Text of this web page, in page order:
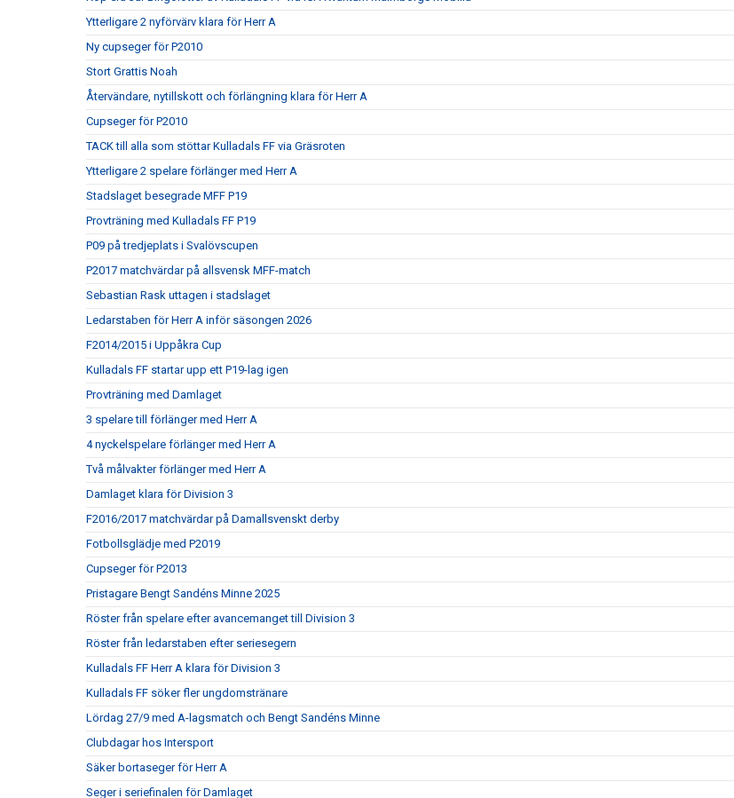
Ytterligare 2 nyförvärv klara för Herr A
Ny cupseger för P2010
Stort Grattis Noah
Återvändare, nytillskott och förlängning klara för Herr A
Cupseger för P2010
TACK till alla som stöttar Kulladals FF via Gräsroten
Ytterligare 2 spelare förlänger med Herr A
Stadslaget besegrade MFF P19
Provträning med Kulladals FF P19
P09 på tredjeplats i Svalövscupen
P2017 matchvärdar på allsvensk MFF-match
Sebastian Rask uttagen i stadslaget
Ledarstaben för Herr A inför säsongen 2026
F2014/2015 i Uppåkra Cup
Kulladals FF startar upp ett P19-lag igen
Provträning med Damlaget
3 spelare till förlänger med Herr A
4 nyckelspelare förlänger med Herr A
Två målvakter förlänger med Herr A
Damlaget klara för Division 3
F2016/2017 matchvärdar på Damallsvenskt derby
Fotbollsglädje med P2019
Cupseger för P2013
Pristagare Bengt Sandéns Minne 2025
Röster från spelare efter avancemanget till Division 3
Röster från ledarstaben efter seriesegern
Kulladals FF Herr A klara för Division 3
Kulladals FF söker fler ungdomstränare
Lördag 27/9 med A-lagsmatch och Bengt Sandéns Minne
Clubdagar hos Intersport
Säker bortaseger för Herr A
Seger i seriefinalen för Damlaget